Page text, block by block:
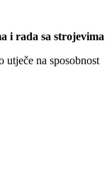
i rada sa strojevima
utječe na sposobnost